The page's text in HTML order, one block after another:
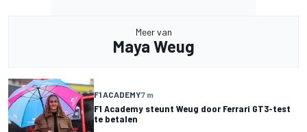
Meer van
Maya Weug
F1 ACADEMY7 m
F1 Academy steunt Weug door Ferrari GT3-test
te betalen